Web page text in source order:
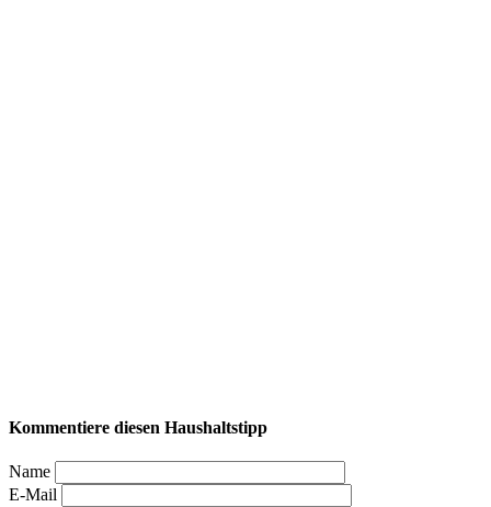
Kommentiere diesen Haushaltstipp
Name
E-Mail